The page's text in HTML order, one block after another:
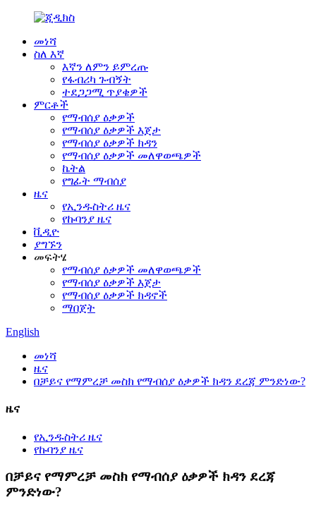
መነሻ
ስለ እኛ
እኛን ለምን ይምረጡ
የፋብሪካ ጉብኝት
ተደጋጋሚ ጥያቄዎች
ምርቶች
የማብሰያ ዕቃዎች
የማብሰያ ዕቃዎች እጀታ
የማብሰያ ዕቃዎች ክዳን
የማብሰያ ዕቃዎች መለዋወጫዎች
ኬትል
የግፊት ማብሰያ
ዜና
የኢንዱስትሪ ዜና
የኩባንያ ዜና
ቪዲዮ
ያግኙን
መፍትሄ
የማብሰያ ዕቃዎች መለዋወጫዎች
የማብሰያ ዕቃዎች እጀታ
የማብሰያ ዕቃዎች ክዳኖች
ማበጀት
English
መነሻ
ዜና
በቻይና የማምረቻ መስክ የማብሰያ ዕቃዎች ክዳን ደረጃ ምንድነው?
ዜና
የኢንዱስትሪ ዜና
የኩባንያ ዜና
በቻይና የማምረቻ መስክ የማብሰያ ዕቃዎች ክዳን ደረጃ
ምንድነው?